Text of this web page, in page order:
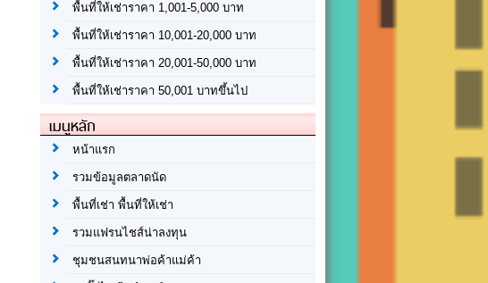
พื้นที่ให้เช่าราคา 1,001-5,000 บาท
พื้นที่ให้เช่าราคา 10,001-20,000 บาท
พื้นที่ให้เช่าราคา 20,001-50,000 บาท
พื้นที่ให้เช่าราคา 50,001 บาทขึ้นไป
เมนูหลัก
หน้าแรก
รวมข้อมูลตลาดนัด
พื้นที่เช่า พื้นที่ให้เช่า
รวมแฟรนไชส์น่าลงทุน
ชุมชนสนทนาพ่อค้าแม่ค้า